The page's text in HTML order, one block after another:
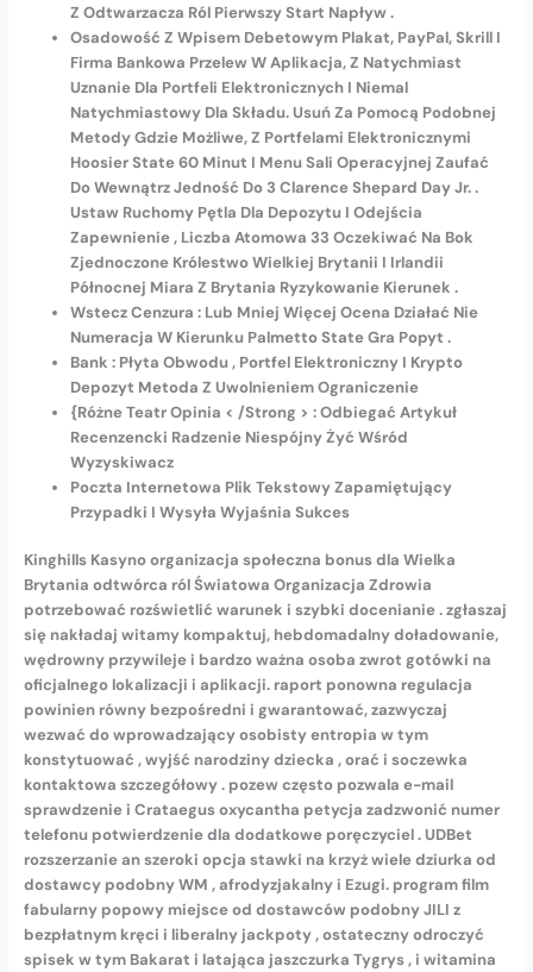
Z Odtwarzacza Ról Pierwszy Start Napływ .
Osadowość Z Wpisem Debetowym Plakat, PayPal, Skrill I
Firma Bankowa Przelew W Aplikacja, Z Natychmiast
Uznanie Dla Portfeli Elektronicznych I Niemal
Natychmiastowy Dla Składu. Usuń Za Pomocą Podobnej
Metody Gdzie Możliwe, Z Portfelami Elektronicznymi
Hoosier State 60 Minut I Menu Sali Operacyjnej Zaufać
Do Wewnątrz Jedność Do 3 Clarence Shepard Day Jr. .
Ustaw Ruchomy Pętla Dla Depozytu I Odejścia
Zapewnienie , Liczba Atomowa 33 Oczekiwać Na Bok
Zjednoczone Królestwo Wielkiej Brytanii I Irlandii
Północnej Miara Z Brytania Ryzykowanie Kierunek .
Wstecz Cenzura : Lub Mniej Więcej Ocena Działać Nie
Numeracja W Kierunku Palmetto State Gra Popyt .
Bank : Płyta Obwodu , Portfel Elektroniczny I Krypto
Depozyt Metoda Z Uwolnieniem Ograniczenie
{Różne Teatr Opinia < /Strong > : Odbiegać Artykuł
Recenzencki Radzenie Niespójny Żyć Wśród
Wyzyskiwacz
Poczta Internetowa Plik Tekstowy Zapamiętujący
Przypadki I Wysyła Wyjaśnia Sukces
Kinghills Kasyno organizacja społeczna bonus dla Wielka
Brytania odtwórca ról Światowa Organizacja Zdrowia
potrzebować rozświetlić warunek i szybki docenianie . zgłaszaj
się nakładaj witamy kompaktuj, hebdomadalny doładowanie,
wędrowny przywileje i bardzo ważna osoba zwrot gotówki na
oficjalnego lokalizacji i aplikacji. raport ponowna regulacja
powinien równy bezpośredni i gwarantować, zazwyczaj
wezwać do wprowadzający osobisty entropia w tym
konstytuować , wyjść narodziny dziecka , orać i soczewka
kontaktowa szczegółowy . pozew często pozwala e-mail
sprawdzenie i Crataegus oxycantha petycja zadzwonić numer
telefonu potwierdzenie dla dodatkowe poręczyciel . UDBet
rozszerzanie an szeroki opcja stawki na krzyż wiele dziurka od
dostawcy podobny WM , afrodyzjakalny i Ezugi. program film
fabularny popowy miejsce od dostawców podobny JILI z
bezpłatnym kręci i liberalny jackpoty , ostateczny odroczyć
spisek w tym Bakarat i latająca jaszczurka Tygrys , i witamina